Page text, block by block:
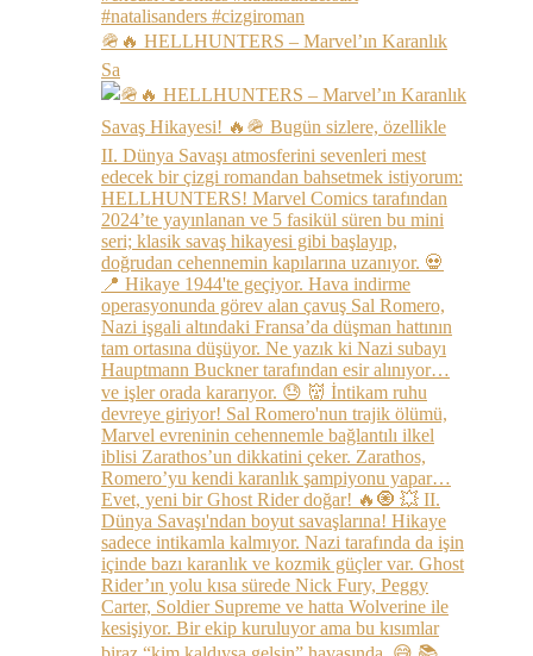
🪖🔥 HELLHUNTERS – Marvel’ın Karanlık
Sa